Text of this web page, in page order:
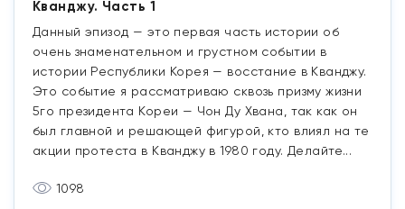
Кванджу. Часть 1
Данный эпизод — это первая часть истории об
очень знаменательном и грустном событии в
истории Республики Корея — восстание в Кванджу.
Это событие я рассматриваю сквозь призму жизни
5го президента Кореи — Чон Ду Хвана, так как он
был главной и решающей фигурой, кто влиял на те
акции протеста в Кванджу в 1980 году. Делайте...
1098